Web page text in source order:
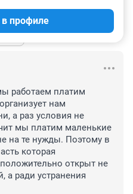
+3 –37
профиле
работаем платим
нам
а раз условия не
мы платим маленькие
на те нужды. Поэтому в
которая
открыт не
а ради устранения